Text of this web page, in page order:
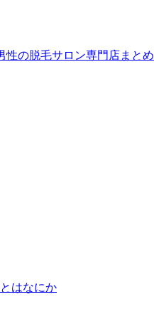
性の脱毛サロン専門店まとめ
はなにか